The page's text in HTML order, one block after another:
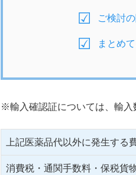
ご検討
まとめ
※輸入確認証については、輸入
上記医薬品代以外に発生する
消費税・通関手数料・保税貨